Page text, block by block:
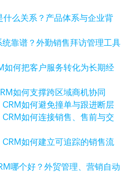
什么关系？产品体系与企业背
靠谱？外勤销售拜访管理工具
如何把客户服务转化为长期经
如何支撑跨区域商机协同
如何避免撞单与跟进断层
如何连接销售、售前与交
如何建立可追踪的销售流
哪个好？外贸管理、营销自动